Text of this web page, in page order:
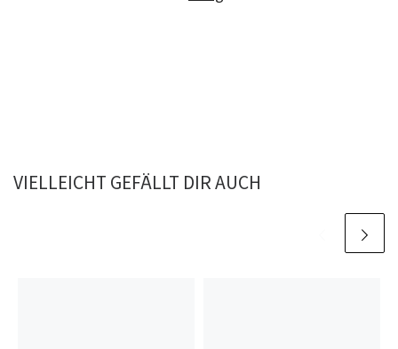
VIELLEICHT GEFÄLLT DIR AUCH